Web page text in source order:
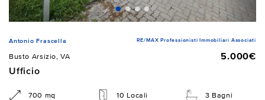
Antonio Frascella RE/MAX Professionisti Immobiliari Associati
Busto Arsizio, VA
5.000€
Ufficio
700 mq 10 Locali 3 Bagni